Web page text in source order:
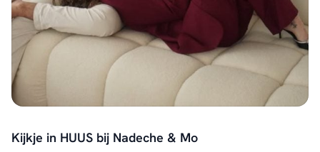
Kijkje in HUUS bij Nadeche & Mo